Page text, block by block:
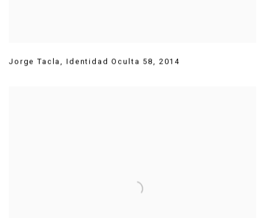
Jorge Tacla , Identidad Oculta 58 , 2014